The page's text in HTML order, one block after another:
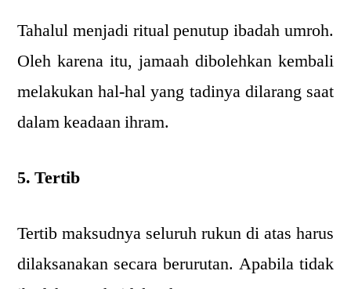
Tahalul menjadi ritual penutup ibadah umroh.
Oleh karena itu, jamaah dibolehkan kembali
melakukan hal-hal yang tadinya dilarang saat
dalam keadaan ihram.
5. Tertib
Tertib maksudnya seluruh rukun di atas harus
dilaksanakan secara berurutan. Apabila tidak